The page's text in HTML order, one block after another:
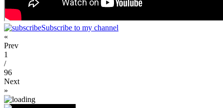
Subscribe to my channel
«
Prev
1
/
96
Next
»